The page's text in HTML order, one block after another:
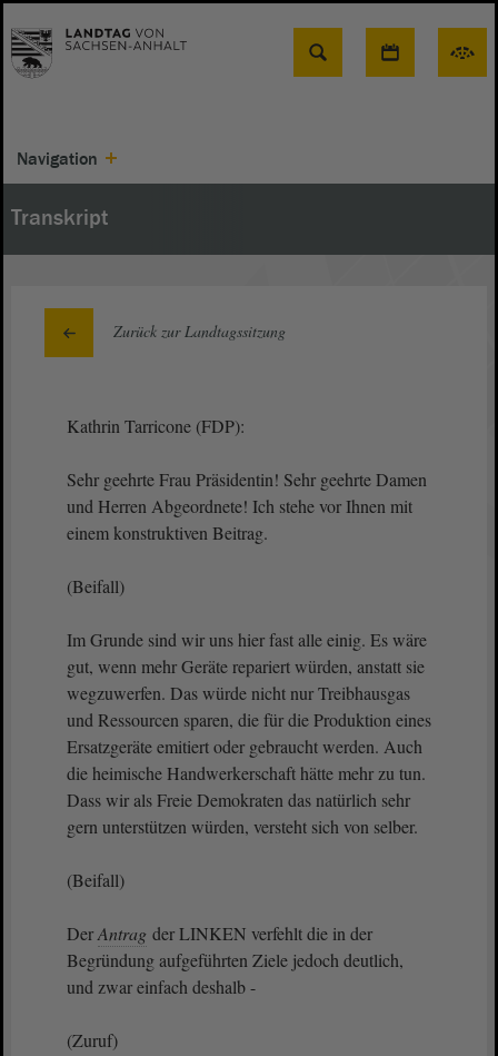
Suche
Navigation
Transkript
Zurück zur Landtagssitzung
Kathrin Tarricone (FDP):
Sehr geehrte Frau Präsidentin! Sehr geehrte Damen
und Herren Abgeordnete! Ich stehe vor Ihnen mit
einem konstruktiven Beitrag.
(Beifall)
Im Grunde sind wir uns hier fast alle einig. Es wäre
gut, wenn mehr Geräte repariert würden, anstatt sie
wegzuwerfen. Das würde nicht nur Treibhausgas
und Ressourcen sparen, die für die Produktion eines
Ersatzgeräte emitiert oder gebraucht werden. Auch
die heimische Handwerkerschaft hätte mehr zu tun.
Dass wir als Freie Demokraten das natürlich sehr
gern unterstützen würden, versteht sich von selber.
(Beifall)
DerAntrag der LINKEN verfehlt die in der
Begründung aufgeführten Ziele jedoch deutlich,
und zwar einfach deshalb -
(Zuruf)